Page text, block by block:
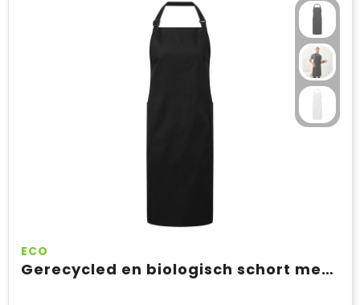
ECO
Gerecycled en biologisch schort met bovenstuk